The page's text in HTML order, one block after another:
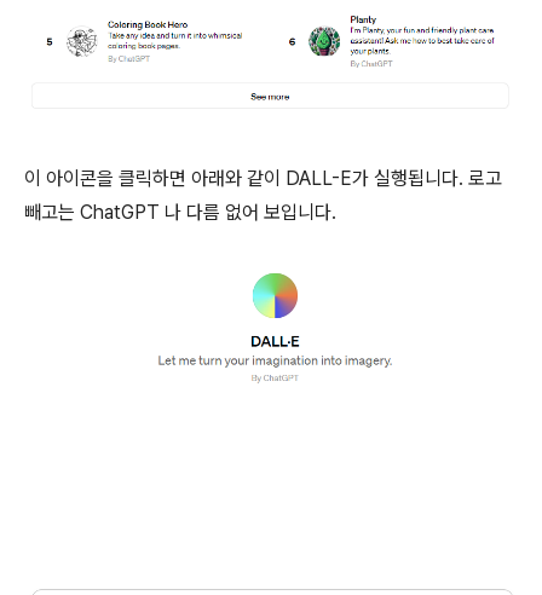
이 아이콘을 클릭하면 아래와 같이 DALL-E가 실행됩니다. 로고
빼고는 ChatGPT 나 다름 없어 보입니다.